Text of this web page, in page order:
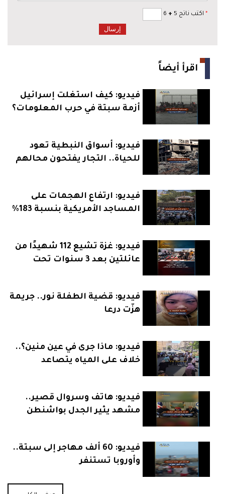
* اكتب ناتج 5 +
اقرأ أيضاً
فيديو: كيف استغلت إسرائيل
أزمة سبتة في حرب المعلومات؟
فيديو: أسواق النبطية تعود
للحياة.. التجار يفتحون محالهم
فيديو: ارتفاع الهجمات على
المساجد الأمريكية بنسبة 183%
فيديو: غزة تشيع 112 شهيدًا من
عائلتين بعد 3 سنوات تحت
فيديو: قضية الطفلة نور.. جريمة
هزّت درعا
فيديو: ماذا جرى في عين منين؟..
خلاف على المياه يتصاعد
فيديو: هاتف وسروال قصير..
مشهد يثير الجدل بواشنطن
فيديو: 60 ألف مهاجر إلى سبتة..
وأوروبا تستنفر